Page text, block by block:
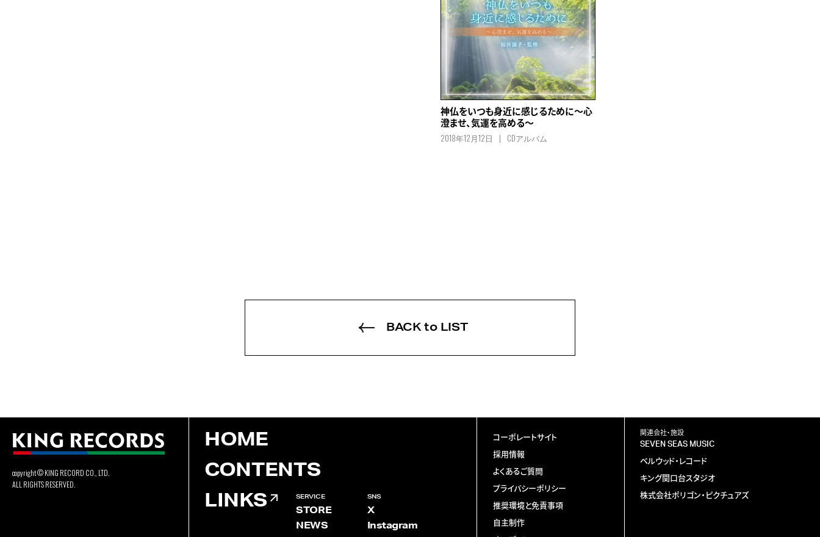
神仏をいつも身近に感じるために～心
澄ませ、気運を高める～
2018年12月12日 CDアルバム
BACK to LIST
copyright © KING RECORD CO., LTD.
ALL RIGHTS RESERVED.
HOME
CONTENTS
LINKS
SERVICE
STORE
NEWS
SNS
X
Instagram
コーポレートサイト
採用情報
よくあるご質問
プライバシーポリシー
推奨環境と免責事項
自主制作
関連会社・施設
SEVEN SEAS MUSIC
ベルウッド・レコード
キング関口台スタジオ
株式会社ポリゴン・ピクチュアズ